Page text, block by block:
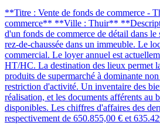
**Titre : Vente de fonds de commerce -
commerce** **Ville : Thuir**
d'un fonds de commerce de détail dans le
rez-de-chaussée dans un immeuble. Le
commercial. Le loyer annuel est
HT/HC. La destination des lieux permet
produits de supermarché à dominante
restriction d'activité. Un inventaire des
réalisation, et les documents afférents au
disponibles. Les chiffres d'affaires des
respectivement de 650.855,00 € et